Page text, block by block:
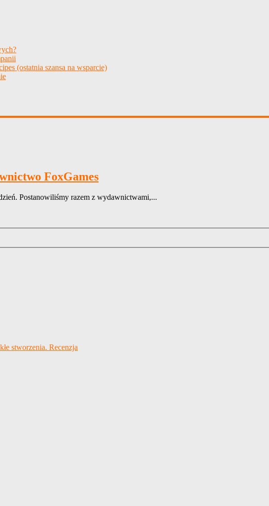
(ostatnia szansa na wsparcie)
FoxGames
Postanowiliśmy razem z wydawnictwami,...
stworzenia. Recenzja